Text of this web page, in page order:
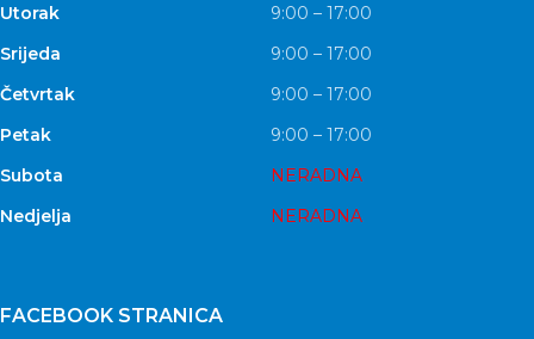
Utorak
9:00 – 17:00
Srijeda
9:00 – 17:00
Četvrtak
9:00 – 17:00
Petak
9:00 – 17:00
Subota
NERADNA
Nedjelja
NERADNA
FACEBOOK STRANICA